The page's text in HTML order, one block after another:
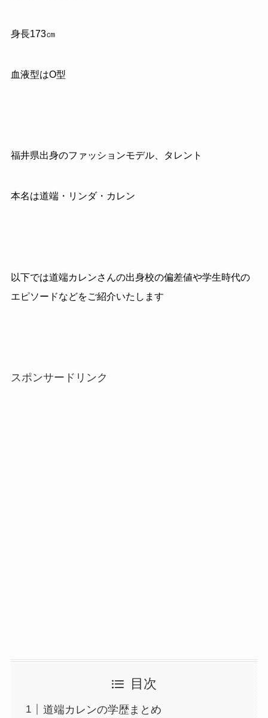
身長173㎝
血液型はO型
福井県出身のファッションモデル、タレント
本名は道端・リンダ・カレン
以下では道端カレンさんの出身校の偏差値や学生時代の
エピソードなどをご紹介いたします
スポンサードリンク
目次
道端カレンの学歴まとめ